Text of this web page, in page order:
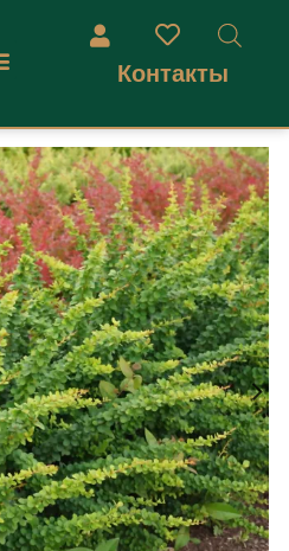
Контакты